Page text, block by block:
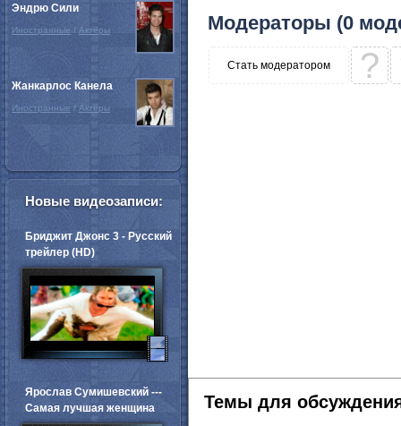
Модераторы (0
Стать модератором ?
Темы для
Эндрю Сили
Иностранные / Актёры
Жанкарлос Канела
Иностранные / Актёры
Новые видеозаписи:
Бриджит Джонс 3 - Русский
трейлер (HD)
Ярослав Сумишевский ---
Самая лучшая женщина